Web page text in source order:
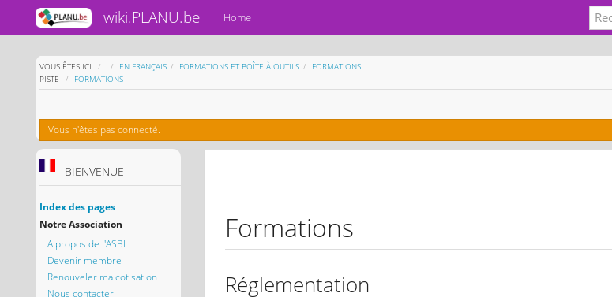
wiki.PLANU.be Home
VOUS ÊTES ICI HOMEEN FRANÇAIS FORMATIONS ET BOÎTE À OUTILS
FORMATIONS
PISTE
FORMATIONS
Vous n'êtes pas connecté.
BIENVENUE
Index des pages
Notre Association
A propos de l'ASBL
Devenir membre
Renouveler ma cotisation
Nous contacter
Formations
Réglementation